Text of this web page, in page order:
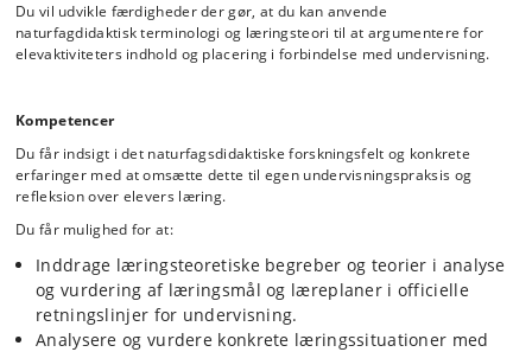
Du vil udvikle færdigheder der gør, at du kan anvende
naturfagdidaktisk terminologi og læringsteori til at argumentere for
elevaktiviteters indhold og placering i forbindelse med undervisning.
Kompetencer
Du får indsigt i det naturfagsdidaktiske forskningsfelt og konkrete
erfaringer med at omsætte dette til egen undervisningspraksis og
refleksion over elevers læring.
Du får mulighed for at:
Inddrage læringsteoretiske begreber og teorier i analyse
og vurdering af læringsmål og læreplaner i officielle
retningslinjer for undervisning.
Analysere og vurdere konkrete læringssituationer med